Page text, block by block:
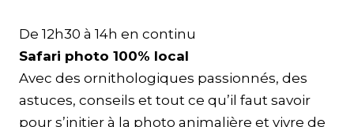
De 12h30 à 14h en continu
Safari photo 100% local
Avec des ornithologiques passionnés, des
astuces, conseils et tout ce qu’il faut savoir
pour s’initier à la photo animalière et vivre de